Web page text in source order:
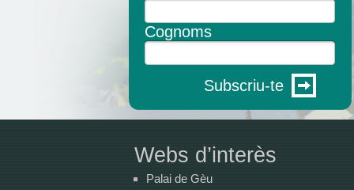
Cognoms
Subscriu-te
Webs d’interès
Palai de Gèu